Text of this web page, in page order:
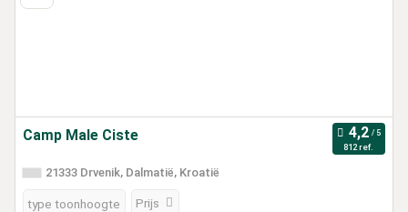
Camp Male Ciste
812 ref.
21333 Drvenik, Dalmatië, Kroatië
type toonhoogte Prijs